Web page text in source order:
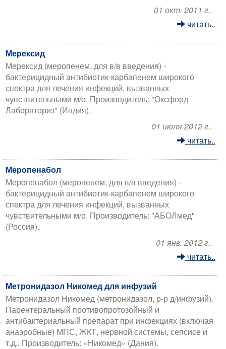
01 окт. 2011 г..
читать..
Мерексид
Мерексид (меропенем, для в/в введения) -
бактерицидный антибиотик-карбапенем широкого
спектра для лечения инфекций, вызванных
чувствительными м/о. Производитель: "Оксфорд
Лабораториз" (Индия).
01 июля 2012 г..
читать..
Меропенабол
Меропенабол (меропенем, для в/в введения) -
бактерицидный антибиотик-карбапенем широкого
спектра для лечения инфекций, вызванных
чувствительными м/о. Производитель: "АБОЛмед"
(Россия).
01 янв. 2012 г..
читать..
Метронидазол Никомед для инфузий
Метронидазол Никомед (метронидазол, р-р д/инфузий).
Парентеральный противопротозойный и
антибактериальный препарат при инфекциях (включая
анаэробные) МПС, ЖКТ, нервной системы, сепсисе и
т.д.. Производитель: «Никомед» (Дания).